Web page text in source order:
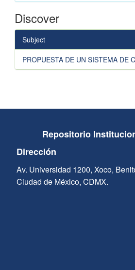
Discover
Subject
PROPUESTA DE UN SISTEMA DE
Repositorio
Dirección
Av. Universidad 1200, Xoco,
Ciudad de México, CDMX.